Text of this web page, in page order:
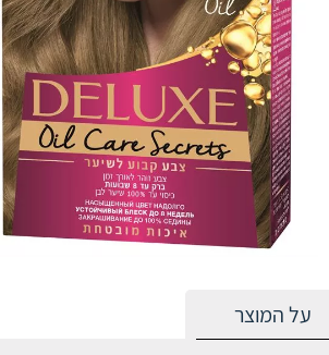
על המוצר